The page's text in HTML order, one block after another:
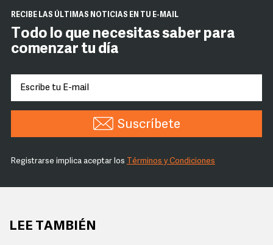
RECIBE LAS ÚLTIMAS NOTICIAS EN TU E-MAIL
Todo lo que necesitas saber para
comenzar tu día
Suscríbete
Registrarse implica aceptar los Términos y Condiciones
LEE TAMBIÉN